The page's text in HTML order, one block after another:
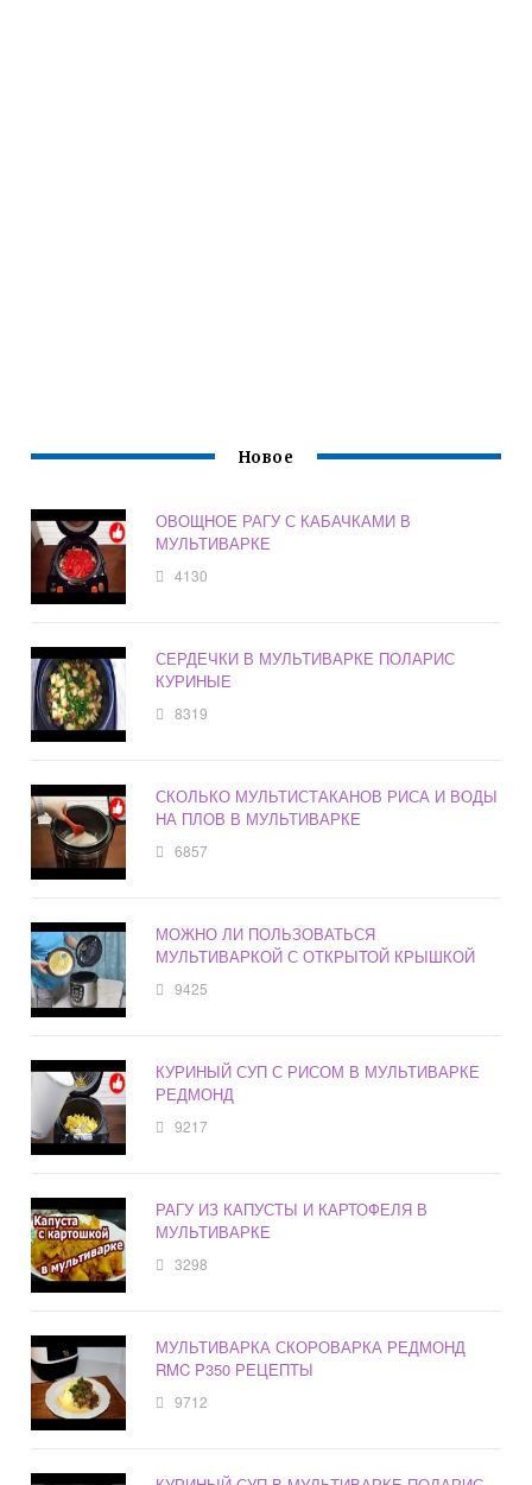
Новое
ОВОЩНОЕ РАГУ С КАБАЧКАМИ В
МУЛЬТИВАРКЕ
4130
СЕРДЕЧКИ В МУЛЬТИВАРКЕ ПОЛАРИС
КУРИНЫЕ
8319
СКОЛЬКО МУЛЬТИСТАКАНОВ РИСА И ВОДЫ
НА ПЛОВ В МУЛЬТИВАРКЕ
6857
МОЖНО ЛИ ПОЛЬЗОВАТЬСЯ
МУЛЬТИВАРКОЙ С ОТКРЫТОЙ КРЫШКОЙ
9425
КУРИНЫЙ СУП С РИСОМ В МУЛЬТИВАРКЕ
РЕДМОНД
9217
РАГУ ИЗ КАПУСТЫ И КАРТОФЕЛЯ В
МУЛЬТИВАРКЕ
3298
МУЛЬТИВАРКА СКОРОВАРКА РЕДМОНД
RMC P350 РЕЦЕПТЫ
9712